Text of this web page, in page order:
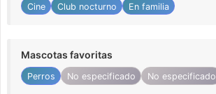
Cine Club nocturno En familia
Mascotas favoritas
Perros No especificado No especificado